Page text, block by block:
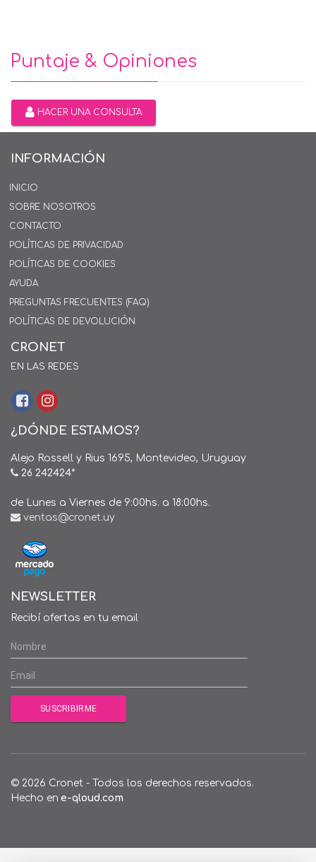
Puntaje & Opiniones
HACER UNA CONSULTA
INFORMACIÓN
INICIO
SOBRE NOSOTROS
CONTACTO
POLÍTICAS DE PRIVACIDAD
POLÍTICAS DE COOKIES
AYUDA
PREGUNTAS FRECUENTES (FAQ)
POLÍTICAS DE DEVOLUCIÓN
CRONET
EN LAS REDES
¿DÓNDE ESTAMOS?
Alejo Rossell y Rius 1695, Montevideo, Uruguay
26 242424*
de Lunes a Viernes de 9:00hs. a 18:00hs.
ventas@cronet.uy
NEWSLETTER
Recibí ofertas en tu email
© 2026 Cronet - Todos los derechos reservados.
Hecho en e-qloud.com